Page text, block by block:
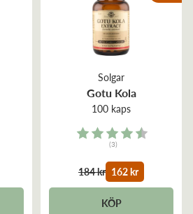
Solgar
Gotu Kola
100 kaps
Rating:
(3)
184 kr 162 kr
KÖP